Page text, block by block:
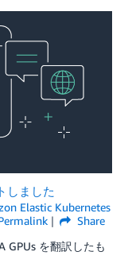
しました
Elastic Kubernetes
Share
GPUs を翻訳したも